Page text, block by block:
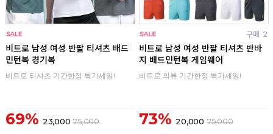
비트로 남성 여성 반팔 티셔츠 배드
민턴복 경기복
비트로 티셔츠 기간한정 특가세일!
69% 23,000 75,000
구매 2
비트로 남성 여성 반팔 티셔츠 반바
지 배드민턴복 게임웨어
비트로 의류 기간한정 특가세일!
73% 20,000 75,000